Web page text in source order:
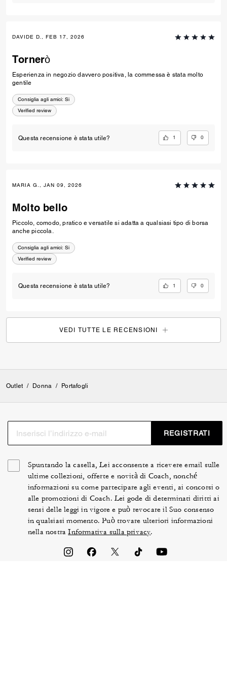
DAVIDE D., FEB 17, 2026
Tornerò
Esperienza in negozio davvero positiva, la commessa è stata molto
gentile
Consiglia agli amici: Si
Verified review
Questa recensione è stata utile? 1 0
MARIA G., JAN 09, 2026
Molto bello
Piccolo, comodo, pratico e versatile si adatta a qualsiasi tipo di borsa
anche piccola.
Consiglia agli amici: Si
Verified review
Questa recensione è stata utile? 1 0
VEDI TUTTE LE RECENSIONI
Outlet / Donna / Portafogli
REGISTRATI
Spuntando la casella, Lei acconsente a ricevere email sulle
ultime collezioni, offerte e novità di Coach, nonché
informazioni su come partecipare agli eventi, ai concorsi o
alle promozioni di Coach. Lei gode di determinati diritti ai
sensi delle leggi in vigore e può revocare il Suo consenso
in qualsiasi momento. Può trovare ulteriori informazioni
nella nostraInformativa sulla privacy.